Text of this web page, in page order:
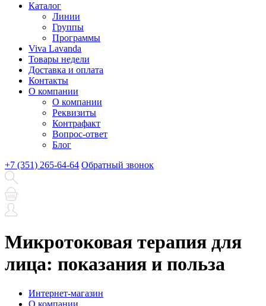
Каталог
Линии
Группы
Программы
Viva Lavanda
Товары недели
Доставка и оплата
Контакты
О компании
О компании
Реквизиты
Контрафакт
Вопрос-ответ
Блог
+7 (351) 265-64-64 Обратный звонок
Микротоковая терапия для
лица: показания и польза
Интернет-магазин
О компании